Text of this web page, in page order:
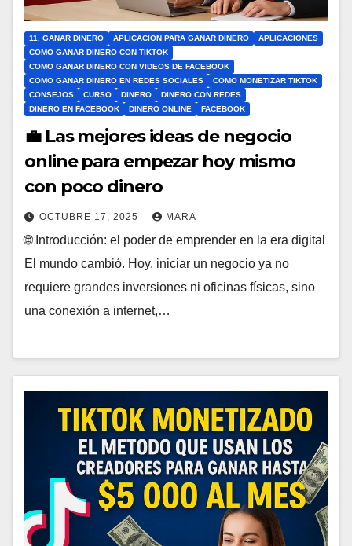
11. GANAR DINERO APLICACION PARA GANAR DINERO
APLICACIONES
COMO GANAR DINERO CON TIKTOK
COMO GANAR DINERO CON VIDEOS DE FACEBOOK
COMO GANAR DINERO EN REDES SOCIALES
COMO MONETIZAR TIKTOK
CONSEJOS
CURSO DINERO
DINERO CON REDES
DINERO EN FACEBOOK
DINERO ONLINE FACEBOOK
💼 Las mejores ideas de negocio
online para empezar hoy mismo
con poco dinero
OCTUBRE 17, 2025 MARA
🌐 Introducción: el poder de emprender en la era digital
El mundo cambió. Hoy, iniciar un negocio ya no
requiere grandes inversiones ni oficinas físicas, sino
una conexión a internet,…